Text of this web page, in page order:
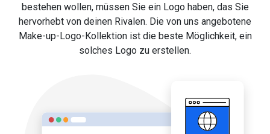
bestehen wollen, müssen Sie ein Logo haben, das Sie
hervorhebt von deinen Rivalen. Die von uns angebotene
Make-up-Logo-Kollektion ist die beste Möglichkeit, ein
solches Logo zu erstellen.